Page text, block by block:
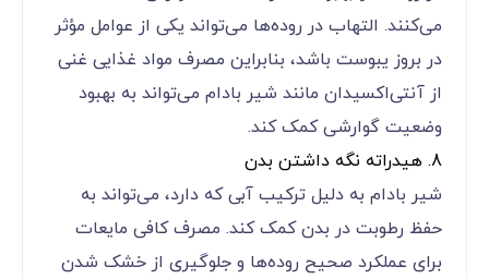
می‌کنند. التهاب در روده‌ها می‌تواند یکی از عوامل مؤثر
در بروز یبوست باشد، بنابراین مصرف مواد غذایی غنی
از آنتی‌اکسیدان مانند شیر بادام می‌تواند به بهبود
وضعیت گوارشی کمک کند.
8. هیدراته نگه داشتن بدن
شیر بادام به دلیل ترکیب آبی که دارد، می‌تواند به
حفظ رطوبت در بدن کمک کند. مصرف کافی مایعات
برای عملکرد صحیح روده‌ها و جلوگیری از خشک شدن